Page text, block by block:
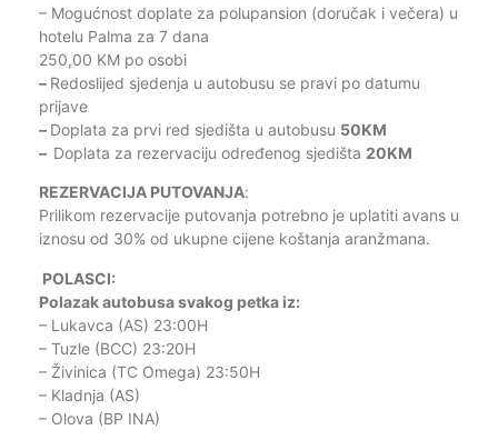
– Mogućnost doplate za polupansion (doručak i večera) u
hotelu Palma za 7 dana
250,00 KM po osobi
– Redoslijed sjedenja u autobusu se pravi po datumu
prijave
– Doplata za prvi red sjedišta u autobusu 50KM
– Doplata za rezervaciju određenog sjedišta 20KM
REZERVACIJA PUTOVANJA:
Prilikom rezervacije putovanja potrebno je uplatiti avans u
iznosu od 30% od ukupne cijene koštanja aranžmana.
POLASCI:
Polazak autobusa svakog petka iz:
– Lukavca (AS) 23:00H
– Tuzle (BCC) 23:20H
– Živinica (TC Omega) 23:50H
– Kladnja (AS)
– Olova (BP INA)